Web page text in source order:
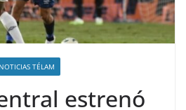
NOTICIAS TÉLAM
estrenó